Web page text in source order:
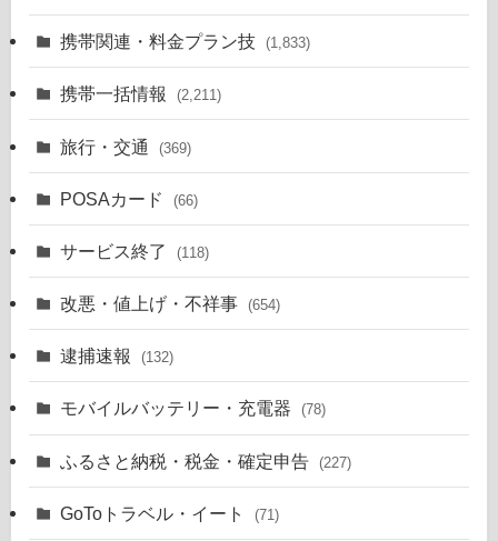
携帯関連・料金プラン技 (1,833)
携帯一括情報 (2,211)
旅行・交通 (369)
POSAカード (66)
サービス終了 (118)
改悪・値上げ・不祥事 (654)
逮捕速報 (132)
モバイルバッテリー・充電器 (78)
ふるさと納税・税金・確定申告 (227)
GoToトラベル・イート (71)